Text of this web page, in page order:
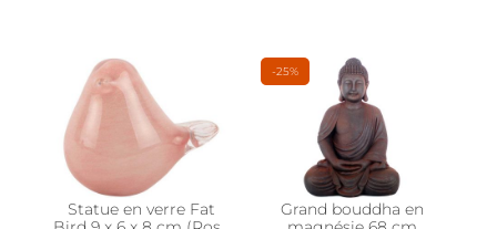
Statue en verre Fat
-25%
Grand bouddha en